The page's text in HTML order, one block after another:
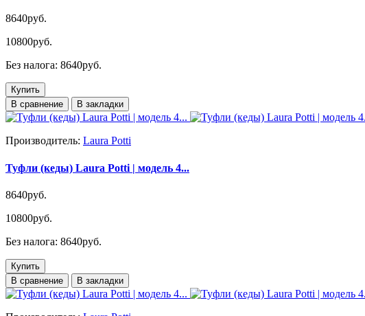
8640руб.
10800руб.
Без налога: 8640руб.
Купить
В сравнение
В закладки
Производитель: Laura Potti
Туфли (кеды) Laura Potti | модель 4...
8640руб.
10800руб.
Без налога: 8640руб.
Купить
В сравнение
В закладки